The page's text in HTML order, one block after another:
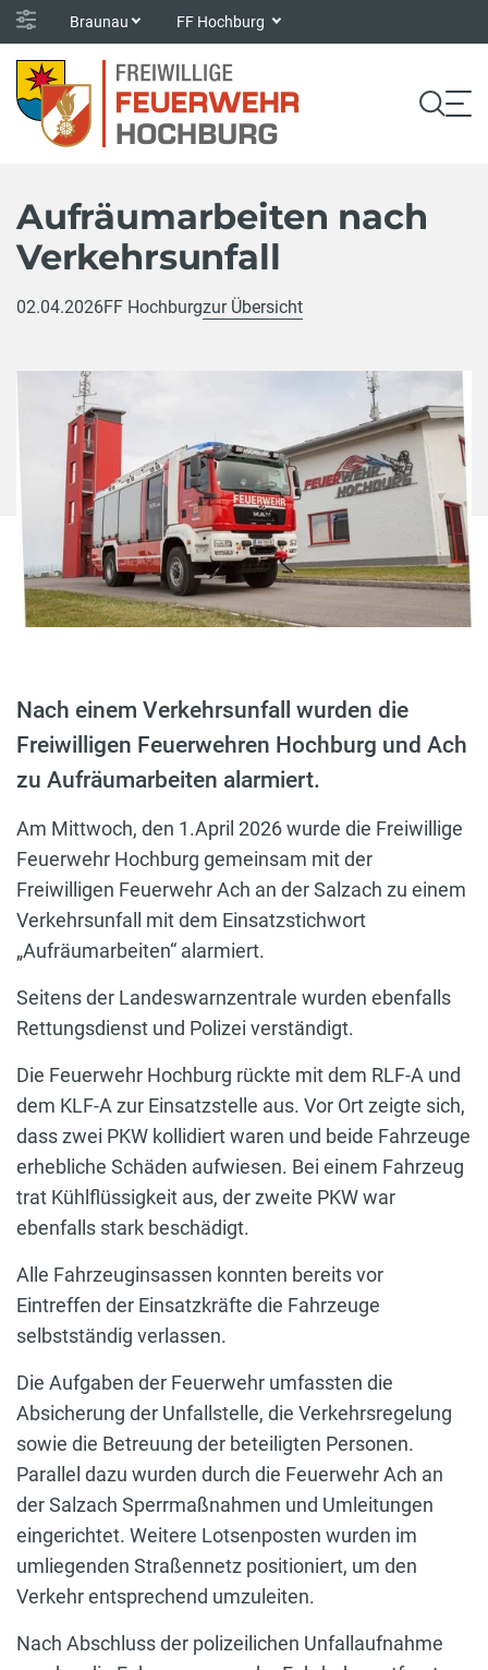
Braunau FF Hochburg
Aufräumarbeiten nach
Verkehrsunfall
02.04.2026FF Hochburgzur Übersicht
Nach einem Verkehrsunfall wurden die
Freiwilligen Feuerwehren Hochburg und Ach
zu Aufräumarbeiten alarmiert.
Am Mittwoch, den 1.April 2026 wurde die Freiwillige
Feuerwehr Hochburg gemeinsam mit der
Freiwilligen Feuerwehr Ach an der Salzach zu einem
Verkehrsunfall mit dem Einsatzstichwort
„Aufräumarbeiten“ alarmiert.
Seitens der Landeswarnzentrale wurden ebenfalls
Rettungsdienst und Polizei verständigt.
Die Feuerwehr Hochburg rückte mit dem RLF-A und
dem KLF-A zur Einsatzstelle aus. Vor Ort zeigte sich,
dass zwei PKW kollidiert waren und beide Fahrzeuge
erhebliche Schäden aufwiesen. Bei einem Fahrzeug
trat Kühlflüssigkeit aus, der zweite PKW war
ebenfalls stark beschädigt.
Alle Fahrzeuginsassen konnten bereits vor
Eintreffen der Einsatzkräfte die Fahrzeuge
selbstständig verlassen.
Die Aufgaben der Feuerwehr umfassten die
Absicherung der Unfallstelle, die Verkehrsregelung
sowie die Betreuung der beteiligten Personen.
Parallel dazu wurden durch die Feuerwehr Ach an
der Salzach Sperrmaßnahmen und Umleitungen
eingerichtet. Weitere Lotsenposten wurden im
umliegenden Straßennetz positioniert, um den
Verkehr entsprechend umzuleiten.
Nach Abschluss der polizeilichen Unfallaufnahme